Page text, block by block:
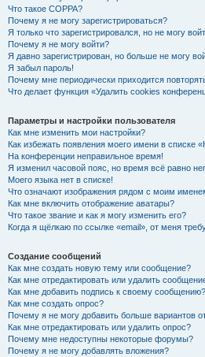
Что такое COPPA?
Почему я не могу зарегистрироваться?
Я только что зарегистрировался, но не могу
Почему я не могу войти?
Я давно зарегистрирован, но больше не могу
Я забыл пароль!
Почему мне периодически приходится
Что делает функция «Удалить cookies
Параметры и настройки пользователя
Как мне изменить мои настройки?
Как избежать появления моего имени в списке
На конференции неправильное время!
Я изменил часовой пояс, но время всё равно
Моего языка нет в списке!
Что означают изображения рядом с моим
Как мне включить отображение аватары?
Что такое звание и как я могу изменить его?
Когда я щёлкаю по ссылке «email», от меня
Создание сообщений
Как мне создать новую тему или сообщение?
Как мне отредактировать или удалить
Как мне добавить подпись к своему сообщению?
Как мне создать опрос?
Почему я не могу добавить больше вариантов
Как мне отредактировать или удалить опрос?
Почему мне недоступны некоторые форумы?
Почему я не могу добавлять вложения?